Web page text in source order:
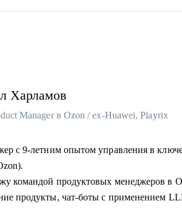
Харламов
Manager в Ozon / ex-Huawei, Playrix
с 9-летним опытом управления в
командой продуктовых менеджеров в
продукты, чат-боты с применением